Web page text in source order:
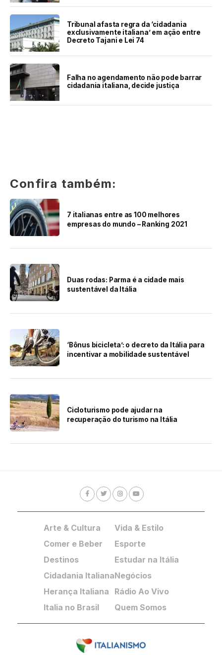
Tribunal afasta regra da ‘cidadania
exclusivamente italiana’ em ação entre
Decreto Tajani e Lei 74
Falha no agendamento não pode barrar
cidadania italiana, decide justiça
Confira também:
7 italianas entre as 100 melhores
empresas do mundo – Ranking 2021
Duas rodas: Parma é a cidade mais
sustentável da Itália
‘Bônus bicicleta’: o decreto da Itália para
incentivar a mobilidade sustentável
Cicloturismo pode ajudar na
recuperação do turismo na Itália
Arte & Cultura
Comer e Beber
Destinos
Cidadania Italiana
Herança Italiana
Italia no Brasil
Vida & Estilo
Esporte
Estudar na Itália
Negócios
Rádio Ao Vivo
Quem Somos